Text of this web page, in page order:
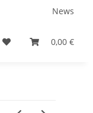
News
0,00 €